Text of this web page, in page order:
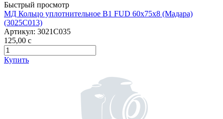
Быстрый просмотр
МД Кольцо уплотнительное B1 FUD 60х75х8 (Мадара)
(3025С013)
Артикул: 3021С035
125,00 c
Купить